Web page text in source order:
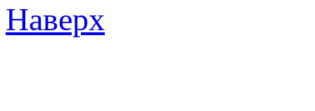
Наверх